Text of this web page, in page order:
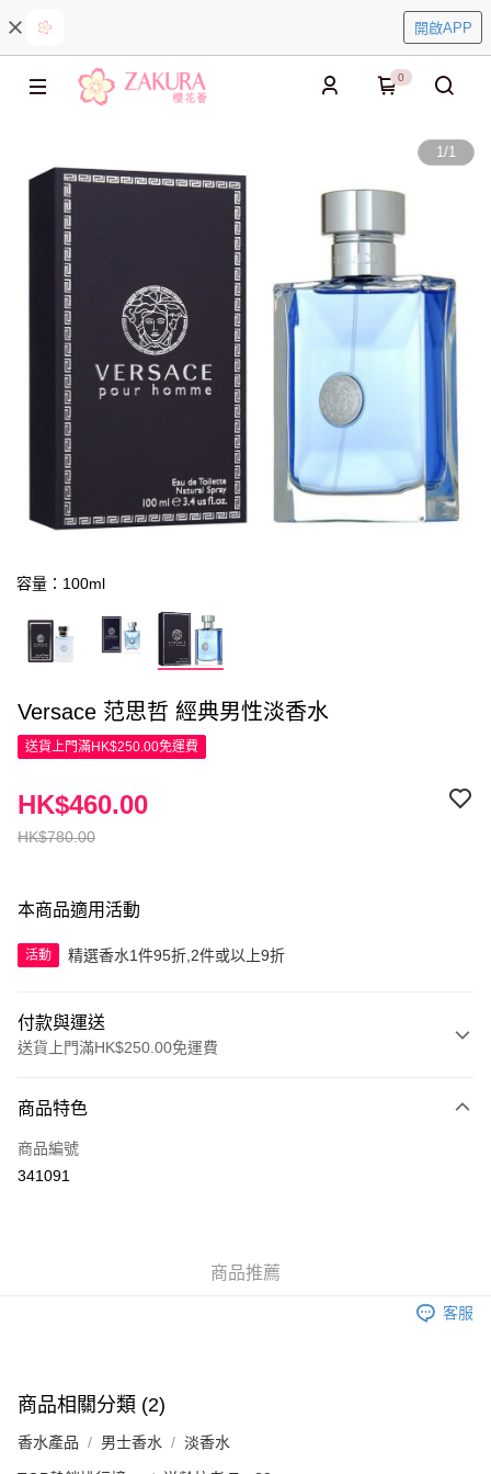
開啟APP
0
1/1
容量：100ml
Versace 范思哲 經典男性淡香水
送貨上門滿HK$250.00免運費
HK$780.00
HK$460.00
本商品適用活動
活動 精選香水1件95折,2件或以上9折
付款與運送
送貨上門滿HK$250.00免運費
信用卡
Apple Pay
付款後門市自取，訂單確認後2-4個工作天到店，7天內取。逾期後
商品特色
商品編號
341091
商品推薦
客服
商品相關分類 (2)
香水產品 男士香水 淡香水